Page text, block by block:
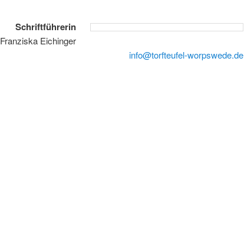
Schriftführerin
Franziska Eichinger
info@torfteufel-worpswede.de